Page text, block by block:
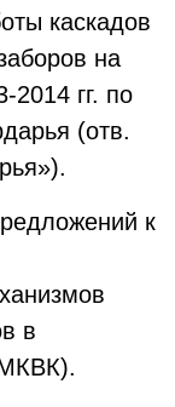
каскадов
на
2014 гг. по
(отв.
к
в